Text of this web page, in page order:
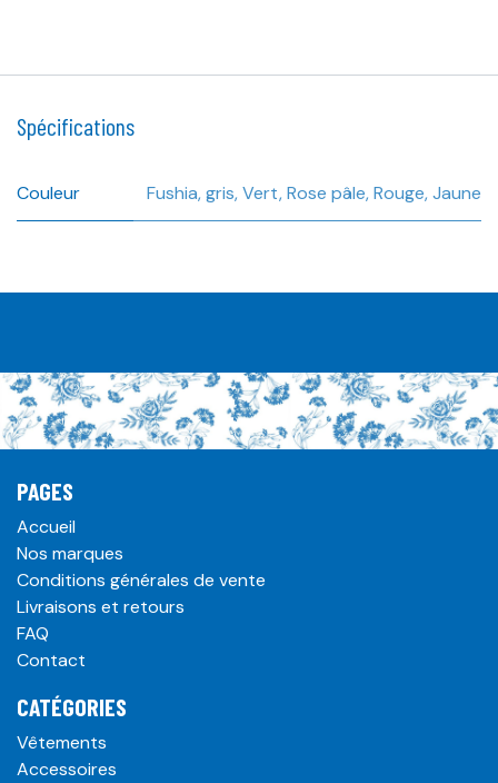
Spécifications
Couleur Fushia,gris,Vert,Rose pâle,Rouge,Jaune
PAGES
Accueil
Nos marques
Conditions générales de vente
Livraisons et retours
FAQ
Contact
CATÉGORIES
Vêtements
Accessoires